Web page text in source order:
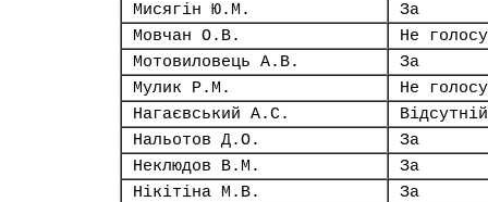
Мисягін Ю.М.
За
Мовчан О.В.
Не
Мотовиловець А.В.
За
Мулик Р.М.
Не
Нагаєвський А.С.
Відсутній
Нальотов Д.О.
За
Неклюдов В.М.
За
Нікітіна М.В.
За